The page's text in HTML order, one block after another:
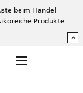
beim Handel
Produkte
^